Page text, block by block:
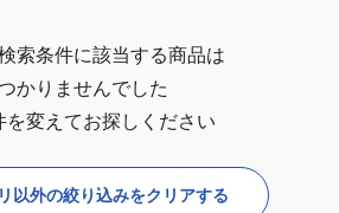
索条件に該当する商品は
かりませんでした
を変えてお探しください
以外の絞り込みをクリアする